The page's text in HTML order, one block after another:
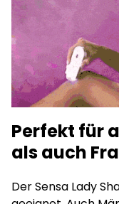
Perfekt für
als auch
Der Sensa Lady